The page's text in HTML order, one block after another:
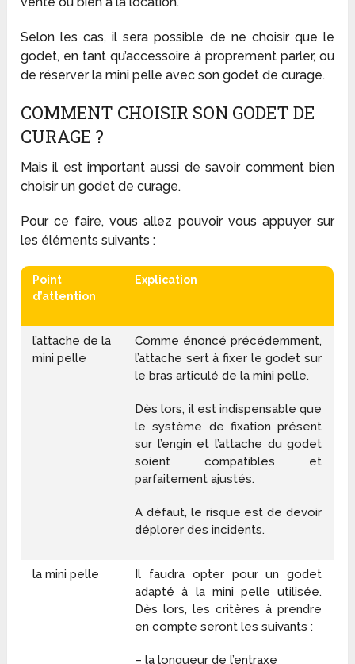
Selon les cas, il sera possible de ne choisir que le
godet, en tant qu’accessoire à proprement parler, ou
de réserver la mini pelle avec son godet de curage.
COMMENT CHOISIR SON GODET DE
CURAGE ?
Mais il est important aussi de savoir comment bien
choisir un godet de curage.
Pour ce faire, vous allez pouvoir vous appuyer sur
les éléments suivants :
Point
d’attention
Explication
l’attache de la
mini pelle
Comme énoncé précédemment,
l’attache sert à fixer le godet sur
le bras articulé de la mini pelle.
Dès lors, il est indispensable que
le système de fixation présent
sur l’engin et l’attache du godet
soient compatibles et
parfaitement ajustés.
A défaut, le risque est de devoir
déplorer des incidents.
la mini pelle
Il faudra opter pour un godet
adapté à la mini pelle utilisée.
Dès lors, les critères à prendre
en compte seront les suivants :
– la longueur de l’entraxe